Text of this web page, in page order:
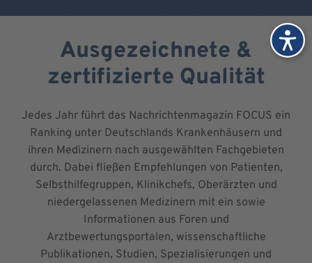
Ausgezeichnete &
zertifizierte Qualität
Jedes Jahr führt das Nachrichtenmagazin FOCUS ein
Ranking unter Deutschlands Krankenhäusern und
ihren Medizinern nach ausgewählten Fachgebieten
durch. Dabei fließen Empfehlungen von Patienten,
Selbsthilfegruppen, Klinikchefs, Oberärzten und
niedergelassenen Medizinern mit ein sowie
Informationen aus Foren und
Arztbewertungsportalen, wissenschaftliche
Publikationen, Studien, Spezialisierungen und